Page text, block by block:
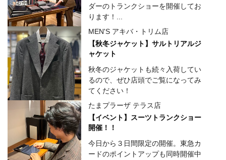
ダーのトランクショーを開催してお
ります！...
MEN'S アキバ・トリム店
【秋冬ジャケット】サルトリアルジ
ャケット
秋冬のジャケットも続々入荷してい
るので、ぜひ店頭でご覧になってみ
てください！
たまプラーザ テラス店
【イベント】スーツトランクショー
開催！！
今日から３日間限定の開催。東急カ
ードのポイントアップも同時開催中